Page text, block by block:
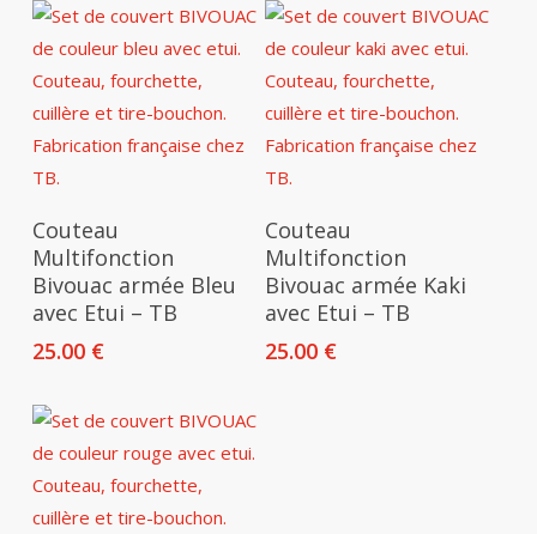
Couteau
Multifonction
Bivouac armée Bleu
avec Etui – TB
25.00 €
Couteau
Multifonction
Bivouac armée Kaki
avec Etui – TB
25.00 €